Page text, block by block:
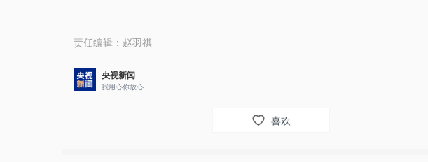
责任编辑： 赵羽祺
央视新闻
我用心你放心
喜欢